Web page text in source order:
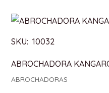
SKU: 10032
ABROCHADORA
ABROCHADORAS